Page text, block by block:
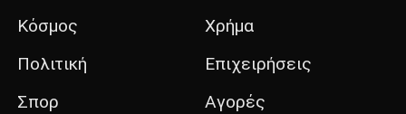
Κόσμος
Πολιτική
Σπορ
Χρήμα
Επιχειρήσεις
Αγορές